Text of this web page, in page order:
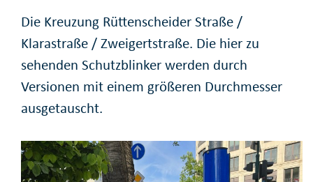
Die Kreuzung Rüttenscheider Straße /
Klarastraße / Zweigertstraße. Die hier zu
sehenden Schutzblinker werden durch
Versionen mit einem größeren Durchmesser
ausgetauscht.